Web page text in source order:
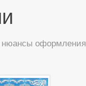
нюансы оформления